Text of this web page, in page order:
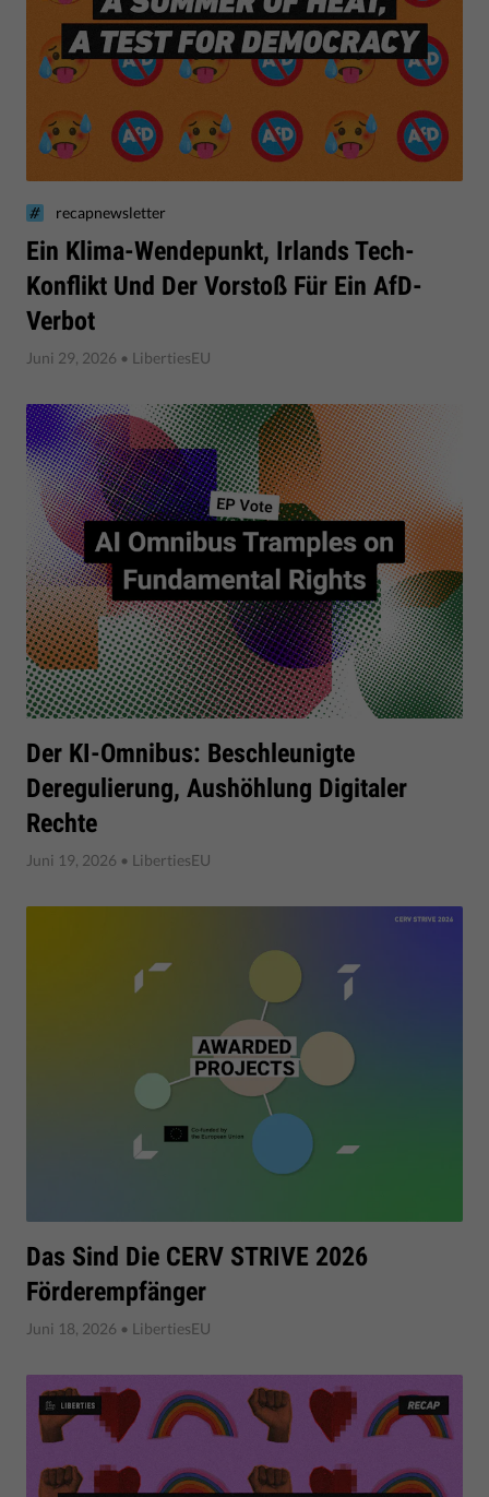
Ein Klima-Wendepunkt, Irlands Tech-
Konflikt Und Der Vorstoß Für Ein AfD-
Verbot
recapnewsletter
Juni 29, 2026 • LibertiesEU
Der KI-Omnibus: Beschleunigte
Deregulierung, Aushöhlung Digitaler
Rechte
Juni 19, 2026 • LibertiesEU
Das Sind Die CERV STRIVE 2026
Förderempfänger
Juni 18, 2026 • LibertiesEU